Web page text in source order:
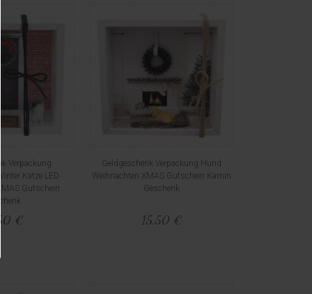
Verpackung
Katze LED
Gutschein
€
Geldgeschenk Verpackung Hund
Weihnachten XMAS Gutschein Kamin
Geschenk
15,50 €